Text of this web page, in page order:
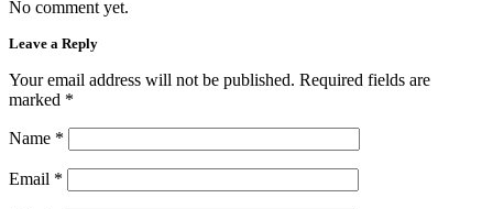
No comment yet.
Leave a Reply
Your email address will not be published. Required fields are
marked *
Name *
Email *